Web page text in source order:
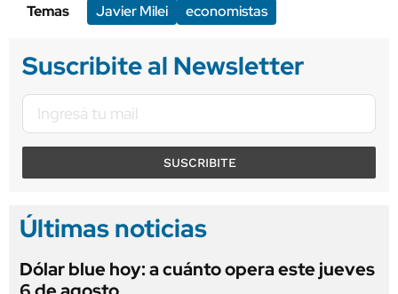
Temas
Javier Milei economistas
Suscribite al Newsletter
SUSCRIBITE
Últimas noticias
Dólar blue hoy: a cuánto opera este jueves